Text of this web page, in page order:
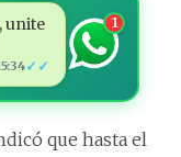
unite
✓✓
1
que hasta el